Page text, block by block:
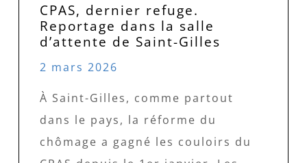
CPAS, dernier refuge.
Reportage dans la salle
d’attente de Saint-Gilles
2 mars 2026
À Saint-Gilles, comme partout
dans le pays, la réforme du
chômage a gagné les couloirs du